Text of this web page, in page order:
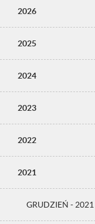
2026
2025
2024
2023
2022
2021
GRUDZIEŃ - 2021